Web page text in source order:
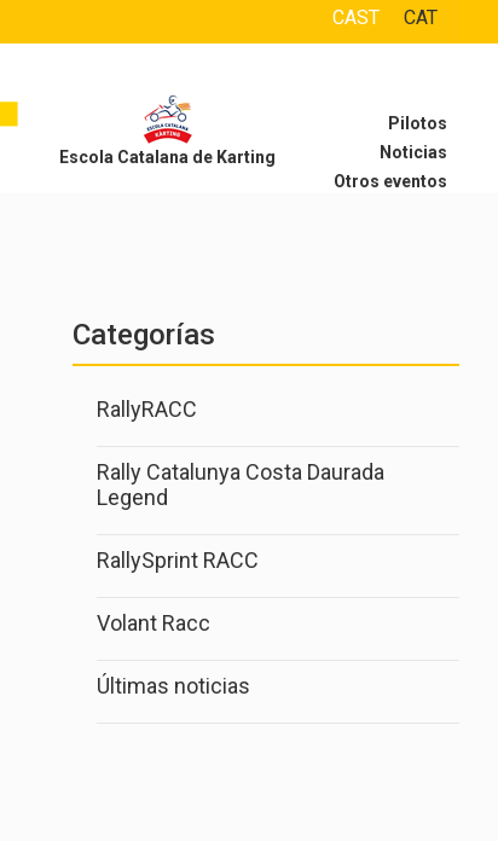
CAST CAT
Escola Catalana de Karting
Pilotos
Noticias
Otros eventos
Categorías
RallyRACC
Rally Catalunya Costa Daurada
Legend
RallySprint RACC
Volant Racc
Últimas noticias